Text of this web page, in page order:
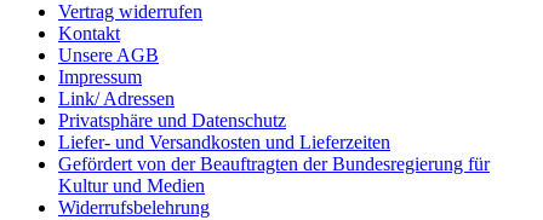
Vertrag widerrufen
Kontakt
Unsere AGB
Impressum
Link/ Adressen
Privatsphäre und Datenschutz
Liefer- und Versandkosten und Lieferzeiten
Gefördert von der Beauftragten der Bundesregierung für
Kultur und Medien
Widerrufsbelehrung